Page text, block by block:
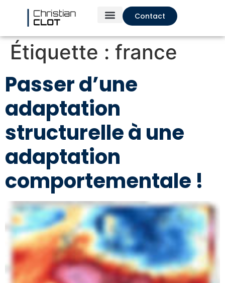
Contact
Étiquette : france
Passer d’une
adaptation
structurelle à une
adaptation
comportementale !